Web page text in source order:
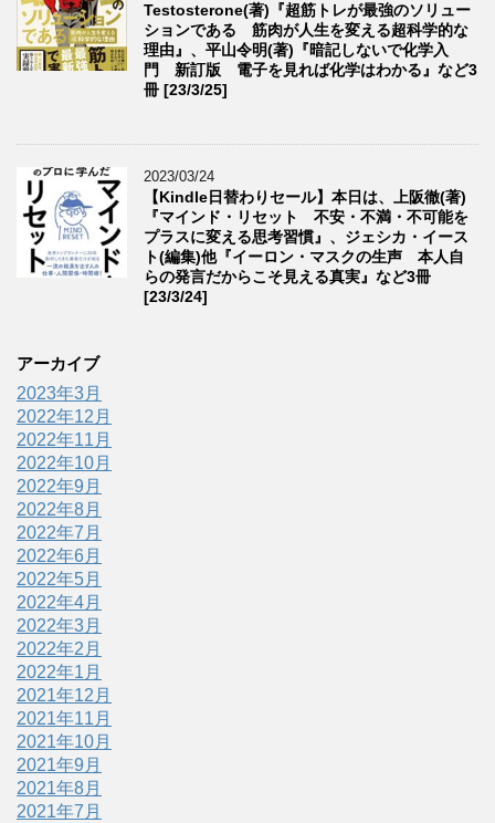
Testosterone(著)『超筋トレが最強のソリュー
ションである 筋肉が人生を変える超科学的な
理由』、平山令明(著)『暗記しないで化学入
門 新訂版 電子を見れば化学はわかる』など3
冊 [23/3/25]
2023/03/24
【Kindle日替わりセール】本日は、上阪徹(著)
『マインド・リセット 不安・不満・不可能を
プラスに変える思考習慣』、ジェシカ・イース
ト(編集)他『イーロン・マスクの生声 本人自
らの発言だからこそ見える真実』など3冊
[23/3/24]
アーカイブ
2023年3月
2022年12月
2022年11月
2022年10月
2022年9月
2022年8月
2022年7月
2022年6月
2022年5月
2022年4月
2022年3月
2022年2月
2022年1月
2021年12月
2021年11月
2021年10月
2021年9月
2021年8月
2021年7月